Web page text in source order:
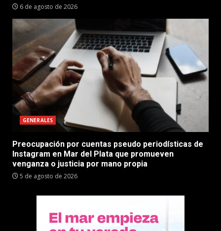
6 de agosto de 2026
GENERALES
Preocupación por cuentas pseudo periodísticas de
Instagram en Mar del Plata que promueven
venganza o justicia por mano propia
5 de agosto de 2026